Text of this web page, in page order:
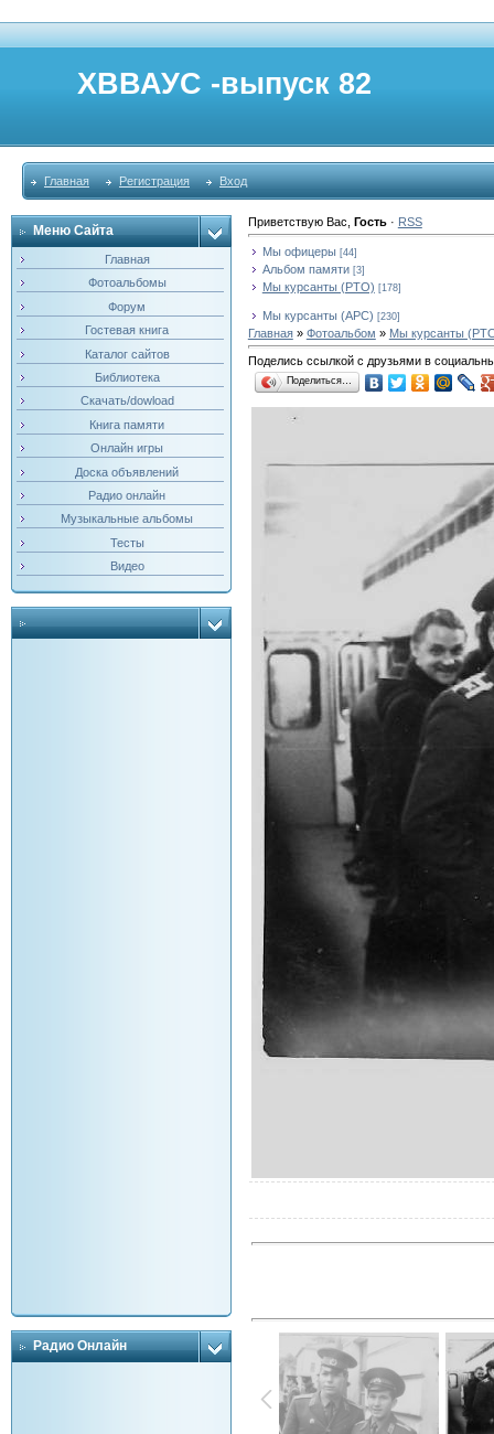
ХВВАУС -выпуск 82
Главная Регистрация Вход
Меню Сайта
Главная
Фотоальбомы
Форум
Гостевая книга
Каталог сайтов
Библиотека
Скачать/dowload
Книга памяти
Онлайн игры
Доска объявлений
Радио онлайн
Музыкальные альбомы
Тесты
Видео
Радио Онлайн
Приветствую Вас Гость· RSS
Мы офицеры [44]
Альбом памяти [3]
Мы курсанты (РТО) [178]
Мы курсанты (АРС) [230]
Главная» Фотоальбом » Мы курсанты
Поделись ссылкой с друзьями в
Поделиться…